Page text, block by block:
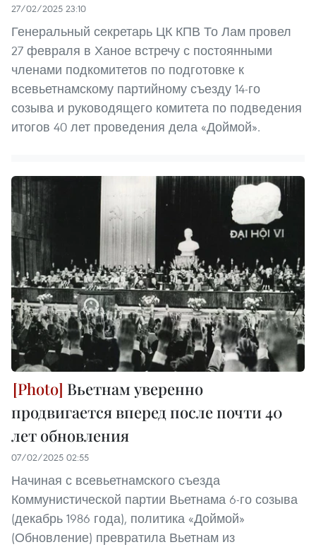
27/02/2025 23:10
Генеральный секретарь ЦК КПВ То Лам провел
27 февраля в Ханое встречу с постоянными
членами подкомитетов по подготовке к
всевьетнамскому партийному съезду 14-го
созыва и руководящего комитета по подведения
итогов 40 лет проведения дела «Доймой».
Вьетнам уверенно
продвигается вперед после почти 40
лет обновления
07/02/2025 02:55
Начиная с всевьетнамского съезда
Коммунистической партии Вьетнама 6-го созыва
(декабрь 1986 года), политика «Доймой»
(Обновление) превратила Вьетнам из